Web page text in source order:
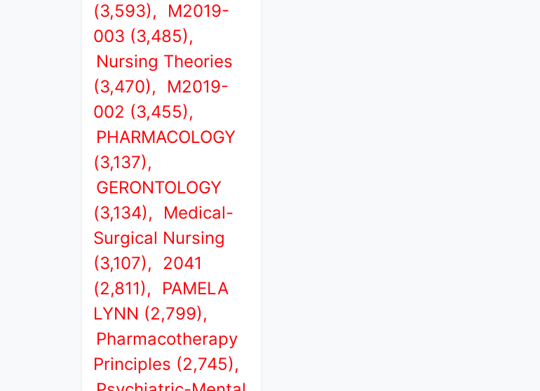
(3,593),
M2019-
003 (3,485),
Nursing Theories
(3,470),
M2019-
002 (3,455),
PHARMACOLOGY
(3,137),
GERONTOLOGY
(3,134),
Medical-
Surgical Nursing
(3,107),
2041
(2,811),
PAMELA
LYNN (2,799),
Pharmacotherapy
Principles (2,745),